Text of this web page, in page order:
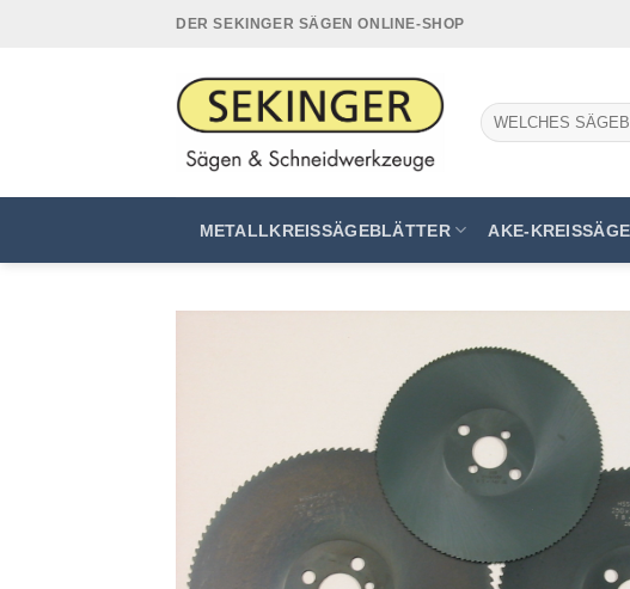
DER SEKINGER SÄGEN ONLINE-SHOP
Suchen
nach:
METALLKREISSÄGEBLÄTTER AKE-